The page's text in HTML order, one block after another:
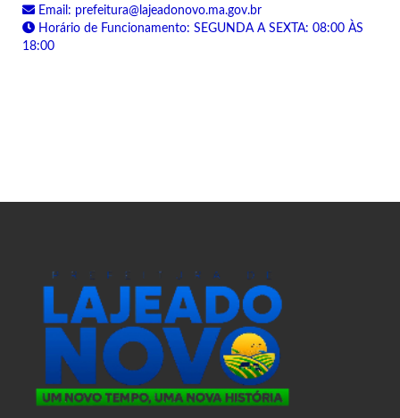
Email: prefeitura@lajeadonovo.ma.gov.br
Horário de Funcionamento: SEGUNDA A SEXTA: 08:00 ÀS
18:00